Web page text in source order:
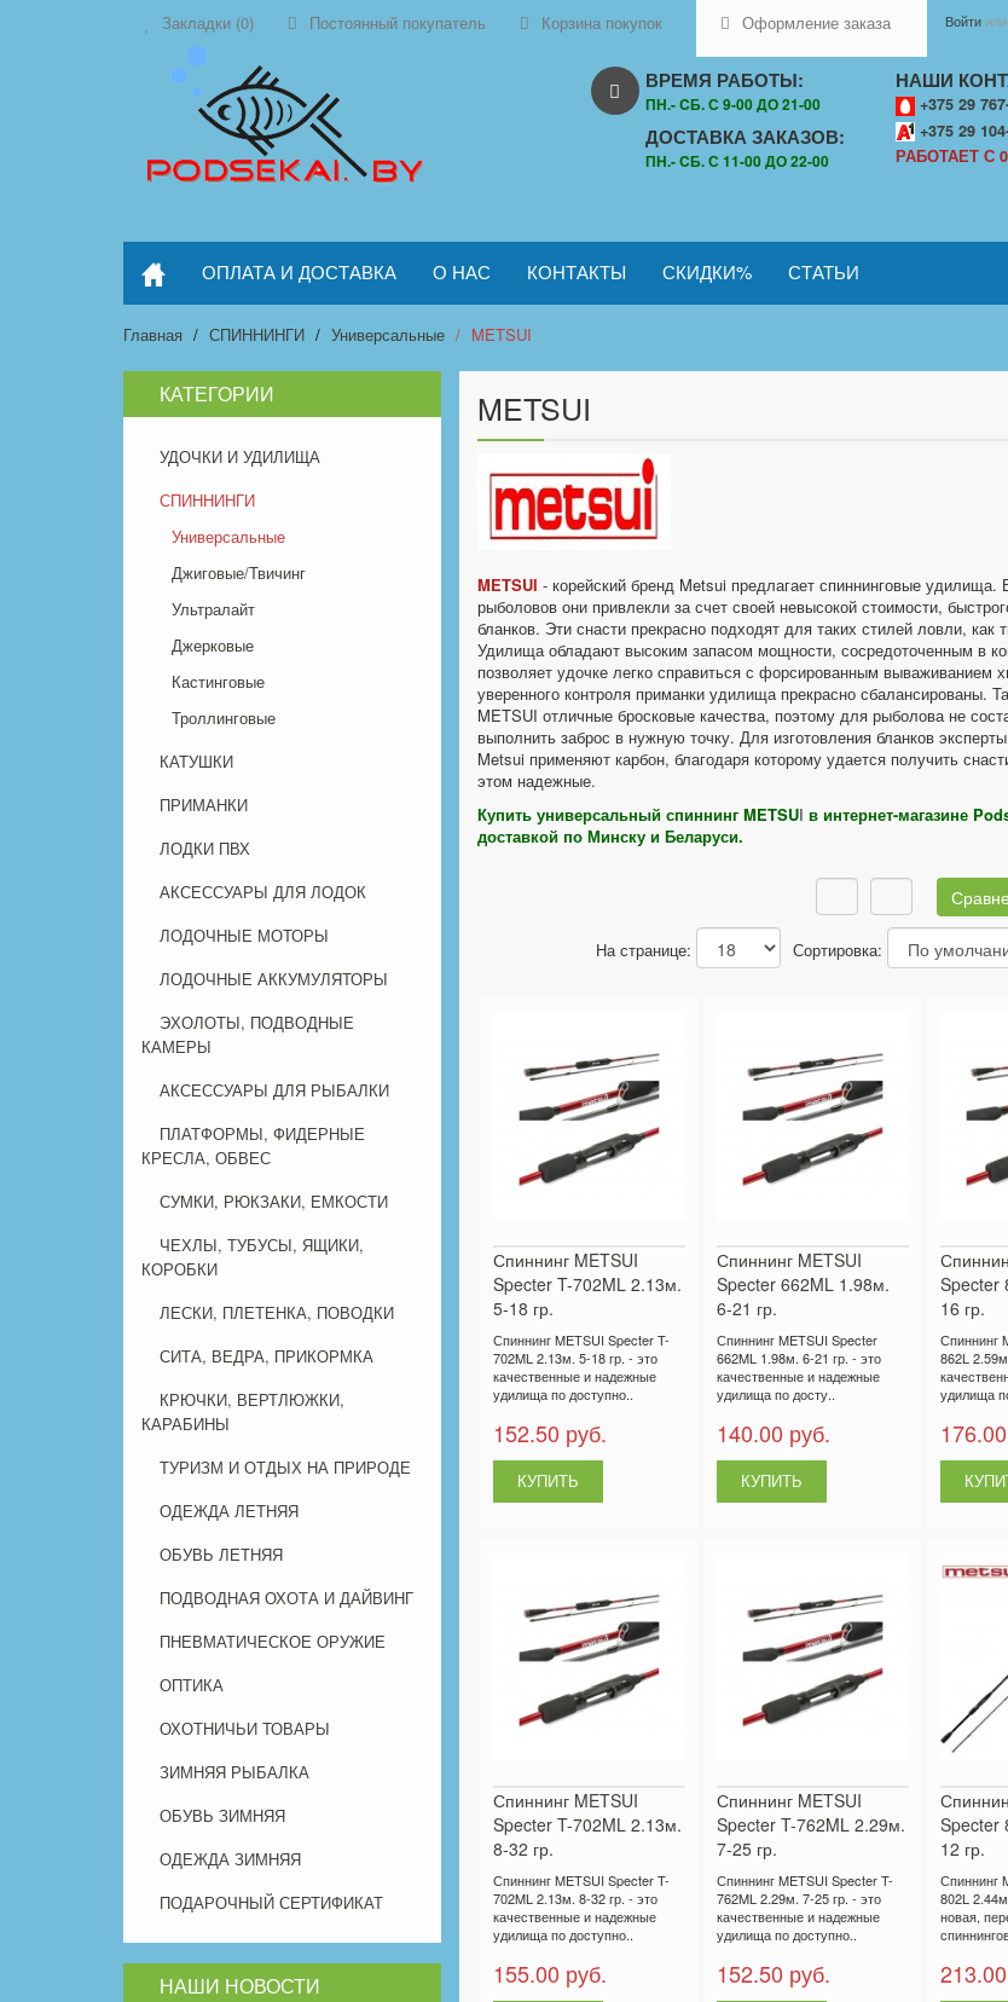
Закладки (0) Постоянный покупатель Корзина покупок Оформление заказа Войти или
ВРЕМЯ РАБОТЫ:
ПН.- CБ. С 9-00 ДО 21-00
ДОСТАВКА ЗАКАЗОВ:
ПН.- CБ. С 11-00 ДО 22-00
НАШИ
+375 29
+375 29
РАБОТАЕТ С
ОПЛАТА И ДОСТАВКА О НАС КОНТАКТЫ СКИДКИ% СТАТЬИ
Главная СПИННИНГИ Универсальные METSUI
КАТЕГОРИИ
УДОЧКИ И УДИЛИЩА
СПИННИНГИ
Универсальные
Джиговые/Твичинг
Ультралайт
Джерковые
Кастинговые
Троллинговые
КАТУШКИ
ПРИМАНКИ
ЛОДКИ ПВХ
АКСЕССУАРЫ ДЛЯ ЛОДОК
ЛОДОЧНЫЕ МОТОРЫ
ЛОДОЧНЫЕ АККУМУЛЯТОРЫ
ЭХОЛОТЫ, ПОДВОДНЫЕ
КАМЕРЫ
АКСЕССУАРЫ ДЛЯ РЫБАЛКИ
ПЛАТФОРМЫ, ФИДЕРНЫЕ
КРЕСЛА, ОБВЕС
СУМКИ, РЮКЗАКИ, ЕМКОСТИ
ЧЕХЛЫ, ТУБУСЫ, ЯЩИКИ,
КОРОБКИ
ЛЕСКИ, ПЛЕТЕНКА, ПОВОДКИ
СИТА, ВЕДРА, ПРИКОРМКА
КРЮЧКИ, ВЕРТЛЮЖКИ,
КАРАБИНЫ
ТУРИЗМ И ОТДЫХ НА ПРИРОДЕ
ОДЕЖДА ЛЕТНЯЯ
ОБУВЬ ЛЕТНЯЯ
ПОДВОДНАЯ ОХОТА И ДАЙВИНГ
ПНЕВМАТИЧЕСКОЕ ОРУЖИЕ
ОПТИКА
ОХОТНИЧЬИ ТОВАРЫ
ЗИМНЯЯ РЫБАЛКА
ОБУВЬ ЗИМНЯЯ
ОДЕЖДА ЗИМНЯЯ
ПОДАРОЧНЫЙ СЕРТИФИКАТ
НАШИ НОВОСТИ
METSUI
METSUI - корейский бренд Metsui предлагает спиннинговые удилища.
рыболовов они привлекли за счет своей невысокой стоимости,
бланков. Эти снасти прекрасно подходят для таких стилей ловли, как
Удилища обладают высоким запасом мощности, сосредоточенным в
позволяет удочке легко справиться с форсированным
уверенного контроля приманки удилища прекрасно сбалансированы.
METSUI отличные бросковые качества, поэтому для рыболова не
выполнить заброс в нужную точку. Для изготовления бланков
Metsui применяют карбон, благодаря которому удается получить
этом надежные.
Купить универсальный спиннинг METSUI в интернет-магазине
доставкой по Минску и Беларуси.
На странице: Сортировка:
Спиннинг METSUI
Specter T-702ML 2.13м.
5-18 гр.
Спиннинг METSUI Specter T-
702ML 2.13м. 5-18 гр. - это
качественные и надежные
удилища по доступно..
152.50 руб.
Спиннинг METSUI
Specter 662ML 1.98м.
6-21 гр.
Спиннинг METSUI Specter
662ML 1.98м. 6-21 гр. - это
качественные и надежные
удилища по досту..
140.00 руб.
Specter
16 гр.
Спиннинг
862L
удилища
Спиннинг METSUI
Specter T-702ML 2.13м.
8-32 гр.
Спиннинг METSUI Specter T-
702ML 2.13м. 8-32 гр. - это
качественные и надежные
удилища по доступно..
155.00 руб.
Спиннинг METSUI
Specter T-762ML 2.29м.
7-25 гр.
Спиннинг METSUI Specter T-
762ML 2.29м. 7-25 гр. - это
качественные и надежные
удилища по доступно..
152.50 руб.
Specter
12 гр.
Спиннинг
802L
новая,